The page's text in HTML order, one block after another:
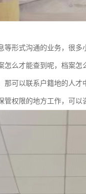
等形式沟通的业务，很
怎么才能查到呢，档案怎
可以联系户籍地的人才
权限的地方工作，可以